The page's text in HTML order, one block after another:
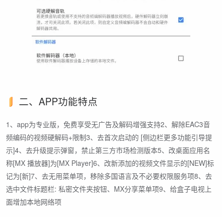
二、APP功能特点
1、app为专业版，免费享受无广告及解码增强支持2、解除EAC3音
频编码的视频硬解码+限制3、去首次启动的 [侧边栏更多功能引导提
示]4、去升级提示弹窗，禁止第三方市场检测版本5、改桌面应用名
称[MX 播放器]为[MX Player]6、改新添加的视频文件显示的[NEW]标
记为[新]7、去无用菜单项，移除多国语言及不必要权限服务项8、去
选中文件标题栏: 私密文件夹按钮、MX分享菜单项9、给盒子电视上
面增加本地网络项